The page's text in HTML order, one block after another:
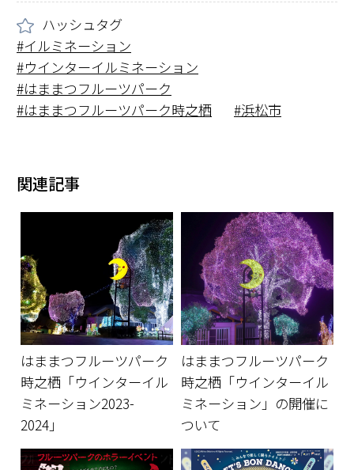
ハッシュタグ
イルミネーション
ウインターイルミネーション
はままつフルーツパーク
はままつフルーツパーク時之栖
浜松市
関連記事
はままつフルーツパーク
時之栖「ウインターイル
ミネーション2023-
2024」
はままつフルーツパーク
時之栖「ウインターイル
ミネーション」の開催に
ついて